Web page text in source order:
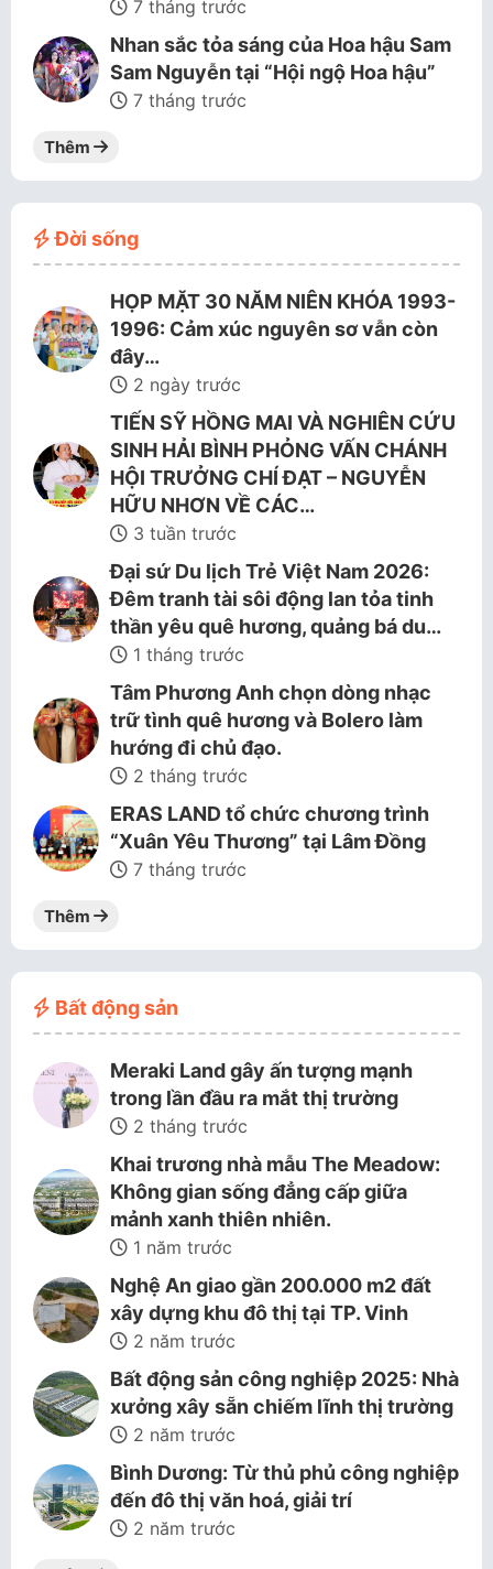
7 tháng trước
Nhan sắc tỏa sáng của Hoa hậu Sam
Sam Nguyễn tại “Hội ngộ Hoa hậu”
7 tháng trước
Thêm
Đời sống
HỌP MẶT 30 NĂM NIÊN KHÓA 1993-
1996: Cảm xúc nguyên sơ vẫn còn
đây…
2 ngày trước
TIẾN SỸ HỒNG MAI VÀ NGHIÊN CỨU
SINH HẢI BÌNH PHỎNG VẤN CHÁNH
HỘI TRƯỞNG CHÍ ĐẠT – NGUYỄN
HỮU NHƠN VỀ CÁC…
3 tuần trước
Đại sứ Du lịch Trẻ Việt Nam 2026:
Đêm tranh tài sôi động lan tỏa tinh
thần yêu quê hương, quảng bá du…
1 tháng trước
Tâm Phương Anh chọn dòng nhạc
trữ tình quê hương và Bolero làm
hướng đi chủ đạo.
2 tháng trước
ERAS LAND tổ chức chương trình
“Xuân Yêu Thương” tại Lâm Đồng
7 tháng trước
Thêm
Bất động sản
Meraki Land gây ấn tượng mạnh
trong lần đầu ra mắt thị trường
2 tháng trước
Khai trương nhà mẫu The Meadow:
Không gian sống đẳng cấp giữa
mảnh xanh thiên nhiên.
1 năm trước
Nghệ An giao gần 200.000 m2 đất
xây dựng khu đô thị tại TP. Vinh
2 năm trước
Bất động sản công nghiệp 2025: Nhà
xưởng xây sẵn chiếm lĩnh thị trường
2 năm trước
Bình Dương: Từ thủ phủ công nghiệp
đến đô thị văn hoá, giải trí
2 năm trước